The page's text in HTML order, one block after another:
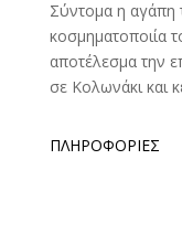
Σύντομα η αγάπη
κοσμηματοποιία
αποτέλεσμα την
σε Κολωνάκι και
ΠΛΗΡΟΦΟΡΊΕΣ